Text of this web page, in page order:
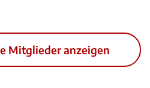
Mitglieder anzeigen